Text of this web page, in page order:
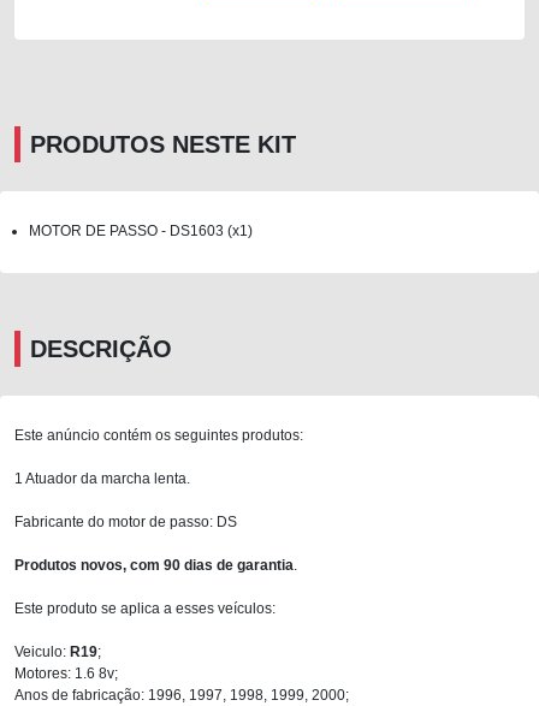
PRODUTOS NESTE KIT
MOTOR DE PASSO - DS1603 (x1)
DESCRIÇÃO
Este anúncio contém os seguintes produtos:
1 Atuador da marcha lenta.
Fabricante do motor de passo: DS
Produtos novos, com 90 dias de garantia
Este produto se aplica a esses veículos:
Veiculo: R19;
Motores: 1.6 8v;
Anos de fabricação: 1996, 1997, 1998, 1999, 2000;